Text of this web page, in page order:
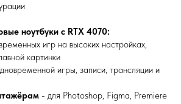
ноутбуки с RTX 4070:
игр на высоких настройках,
картинки
игры, записи, трансляции и
- для Photoshop, Figma, Premiere